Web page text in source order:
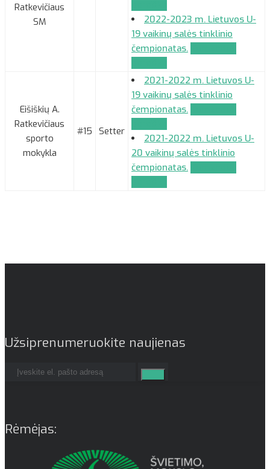
Ratkevičiaus
SM
2022-2023 m. Lietuvos U-
19 vaikinų salės tinklinio
čempionatas.
Eišiškių A.
Ratkevičiaus
sporto
mokykla
#15 Setter
2021-2022 m. Lietuvos U-
19 vaikinų salės tinklinio
čempionatas.
2021-2022 m. Lietuvos U-
20 vaikinų salės tinklinio
čempionatas.
Užsiprenumeruokite naujienas
Rėmėjas: